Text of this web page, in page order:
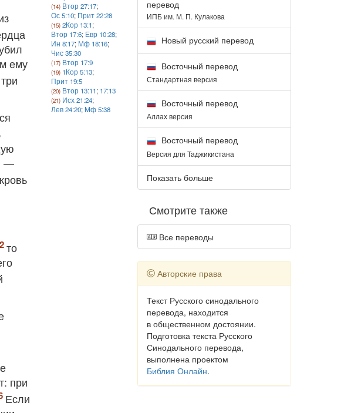
ему
—
то
при
Если
Втор 27:17;
Ос 5:10; Прит 22:28
2Кор 13:1;
Втор 17:6; Евр 10:28;
Ин 8:17; Мф 18:16;
Чис 35:30
Втор 17:9
1Кор 5:13;
Прит 19:5
Втор 13:11; 17:13
Исх 21:24;
Лев 24:20; Мф 5:38
перевод
ИПБ им. М. П. Кулакова
Новый русский перевод
Восточный перевод
Стандартная версия
Восточный перевод
Аллах версия
Восточный перевод
Версия для Таджикистана
Показать больше
Смотрите также
Все переводы
Авторские права
Текст Русского синодального
перевода, находится
в общественном достоянии.
Подготовка текста Русского
Синодального перевода,
выполнена проектом
Библия Онлайн.